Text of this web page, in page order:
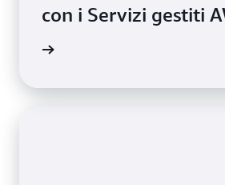
con i Servizi gestiti